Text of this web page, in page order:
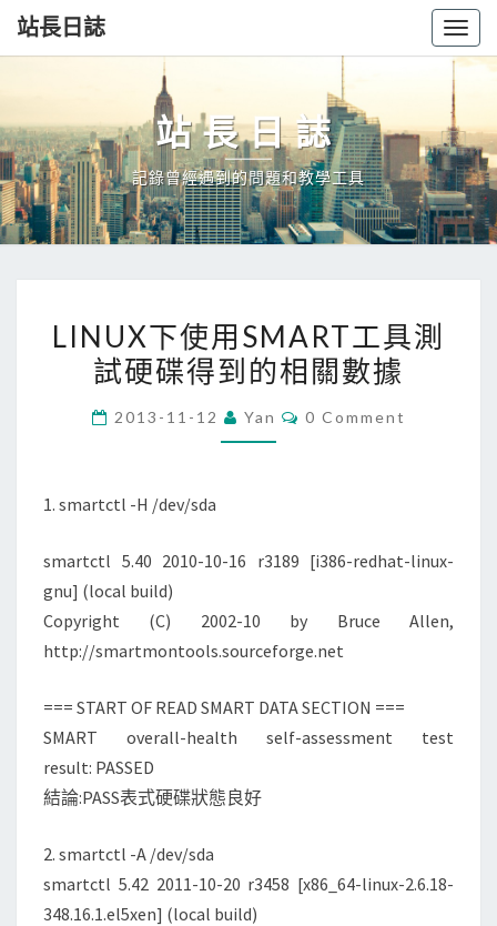
站長日誌
站長日誌
記錄曾經遇到的問題和教學工具
下
使
SMART
試
碟
的
數
LINUX下使用SMART工具測
試硬碟得到的相關數據
2013-11-12 Yan Comments
0 Comment
1. smartctl -H /dev/sda
smartctl 5.40 2010-10-16 r3189 [i386-redhat-linux-
gnu] (local build)
Copyright (C) 2002-10 by Bruce Allen,
http://smartmontools.sourceforge.net
=== START OF READ SMART DATA SECTION ===
SMART overall-health self-assessment test
result: PASSED
結論:PASS表式硬碟狀態良好
2. smartctl -A /dev/sda
smartctl 5.42 2011-10-20 r3458 [x86_64-linux-2.6.18-
348.16.1.el5xen] (local build)